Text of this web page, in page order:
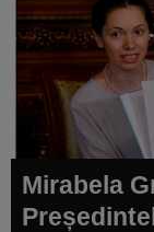
Mirabela